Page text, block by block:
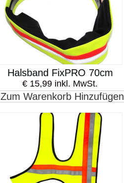
Halsband FixPRO 70cm
€ 15,99 inkl. MwSt.
Zum Warenkorb Hinzufügen